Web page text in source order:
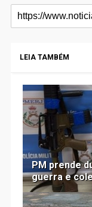
LEIA TAMBÉM
PM prende
guerra e